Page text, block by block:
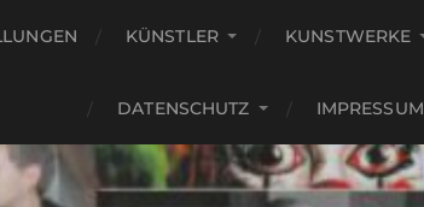
KÜNSTLER KUNSTWERKE
DATENSCHUTZ IMPRESSUM